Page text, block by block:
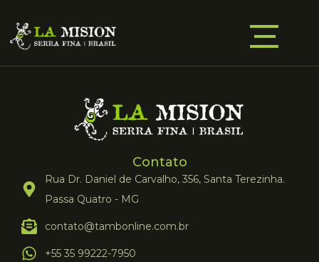
Contato
Rua Dr. Daniel de Carvalho, 356, Santa Terezinha.
Passa Quatro - MG
contato@tambonline.com.br
+55 35 99222-7950